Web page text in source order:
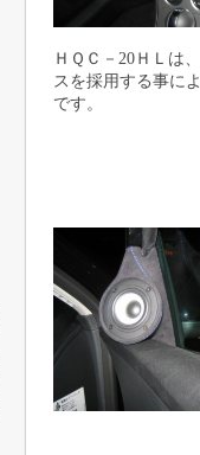
ＨＱＣ－20ＨＬは
スを採用する事に
です。